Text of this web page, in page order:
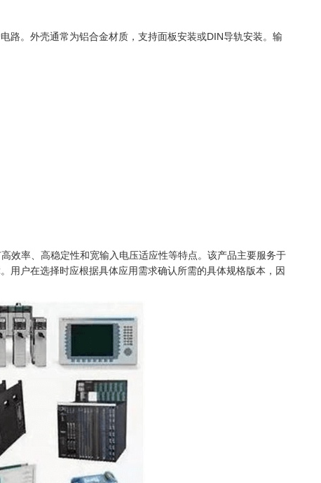
路。外壳通常为铝合金材质，支持面板安装或DIN导轨安装。输
效率、高稳定性和宽输入电压适应性等特点。该产品主要服务于
用户在选择时应根据具体应用需求确认所需的具体规格版本，因